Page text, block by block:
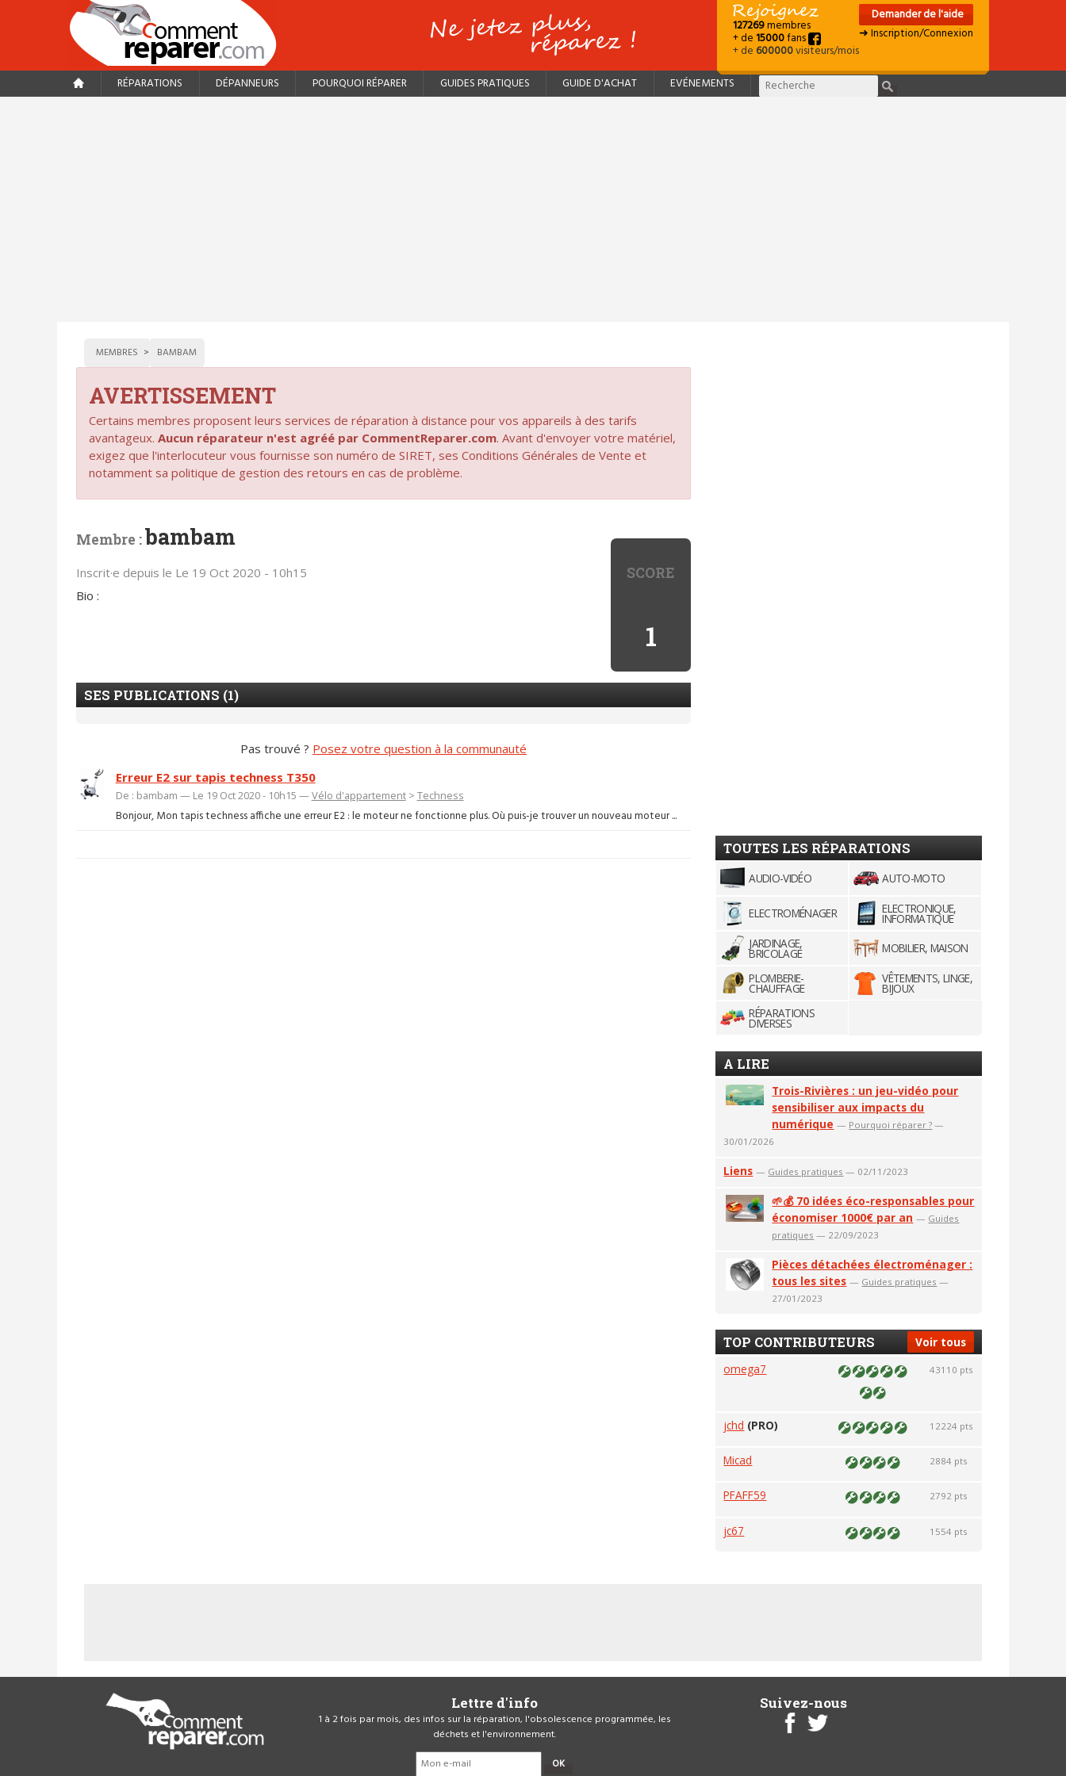
127269membres
+ de15000fans
+ de600000visiteurs/mois
Demander de l'aide
➜ Inscription/Connexion
RÉPARATIONS DÉPANNEURS POURQUOI RÉPARER GUIDES PRATIQUES GUIDE D'ACHAT EVÉNEMENTS
MEMBRES BAMBAM
AVERTISSEMENT
Certains membres proposent leurs services de réparation à distance pour vos appareils à des tarifs
avantageux. Aucun réparateur n'est agréé par CommentReparer.com. Avant d'envoyer votre matériel,
exigez que l'interlocuteur vous fournisse son numéro de SIRET, ses Conditions Générales de Vente et
notamment sa politique de gestion des retours en cas de problème.
SCORE
1
Membre :bambam
Inscrit·e depuis le Le 19 Oct 2020 - 10h15
Bio :
SES PUBLICATIONS (1)
Pas trouvé ? Posez votre question à la communauté
Erreur E2 sur tapis techness T350
De : bambam — Le 19 Oct 2020 - 10h15 —Vélo d'appartement> Techness
Bonjour, Mon tapis techness affiche une erreur E2 : le moteur ne fonctionne plus. Où puis-je trouver un nouveau moteur ...
TOUTES LES RÉPARATIONS
AUDIO-VIDÉO AUTO-MOTO
ELECTROMÉNAGER ELECTRONIQUE,
INFORMATIQUE
JARDINAGE,
BRICOLAGE
MOBILIER, MAISON
PLOMBERIE-
CHAUFFAGE
VÊTEMENTS, LINGE,
BIJOUX
RÉPARATIONS
DIVERSES
A LIRE
Trois-Rivières : un jeu-vidéo pour
sensibiliser aux impacts du
numérique — Pourquoi réparer ? —
30/01/2026
Liens — Guides pratiques — 02/11/2023
🌱💰 70 idées éco-responsables pour
économiser 1000€ par an — Guides
pratiques — 22/09/2023
Pièces détachées électroménager :
tous les sites — Guides pratiques —
27/01/2023
Voir tous
TOP CONTRIBUTEURS
omega7 43110 pts
jchd (PRO) 12224 pts
Micad 2884 pts
PFAFF59 2792 pts
jc67 1554 pts
Lettre d'info
1 à 2 fois par mois, des infos sur la réparation, l'obsolescence programmée, les
déchets et l'environnement.
OK
Suivez-nous